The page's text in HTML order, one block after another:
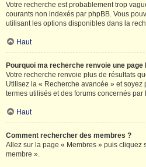
Votre recherche est probablement trop
courants non indexés par phpBB. Vous
utilisant les options disponibles dans la
Haut
Pourquoi ma recherche renvoie une page
Votre recherche renvoie plus de résultats
Utilisez la « Recherche avancée » et
termes utilisés et des forums concernés par
Haut
Comment rechercher des membres ?
Allez sur la page « Membres » puis cliquez
membre ».